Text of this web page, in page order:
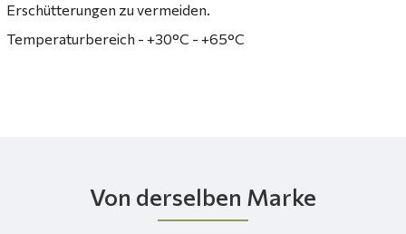
Erschütterungen zu vermeiden.
Temperaturbereich - +30°C - +65°C
Von derselben Marke